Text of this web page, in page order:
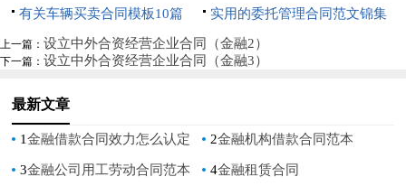
篇
有关车辆买卖合同模板10篇
实用的委托管理合同范文锦集
九篇
上一篇： 设立中外合资经营企业合同（金融2）
下一篇： 设立中外合资经营企业合同（金融3）
最新文章
1金融借款合同效力怎么认定 2金融机构借款合同范本
3金融公司用工劳动合同范本 4金融租赁合同